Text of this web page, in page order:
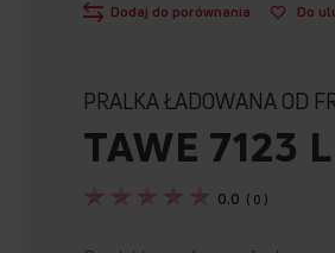
Dodaj do porównania Do
PRALKA ŁADOWANA OD
TAWE 7123
0.0 ( 0 )